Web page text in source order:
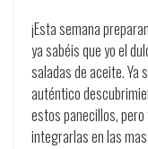
¡Esta semana
ya sabéis que yo el
saladas de aceite. Ya
auténtico
estos panecillos,
integrarlas en las